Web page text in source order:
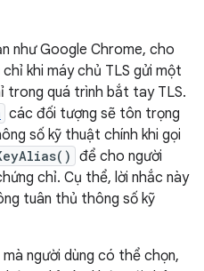
như Google Chrome, cho
khi máy chủ TLS gửi một
trong quá trình bắt tay TLS.
các đối tượng sẽ tôn trọng
số kỹ thuật chính khi gọi
để cho người
chỉ. Cụ thể, lời nhắc này
tuân thủ thông số kỹ
người dùng có thể chọn,